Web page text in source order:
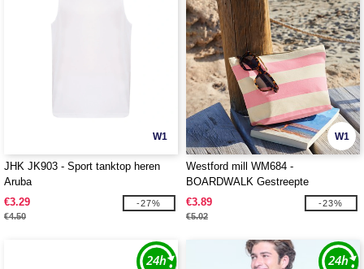
W1
JHK JK903 - Sport tanktop heren
Aruba
€3.29
€4.50
-27%
W1
Westford mill WM684 -
BOARDWALK Gestreepte
Accessoires Tas
€3.89
€5.02
-23%